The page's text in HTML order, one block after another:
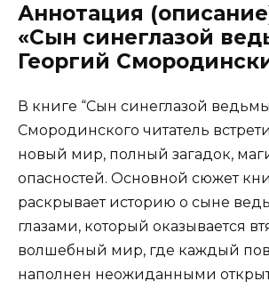
Аннотация
«Сын синеглазой
Георгий
В книге “Сын синеглазой
Смородинского читатель
новый мир, полный загадок,
опасностей. Основной сюжет
раскрывает историю о сыне
глазами, который оказывается
волшебный мир, где каждый
наполнен неожиданными